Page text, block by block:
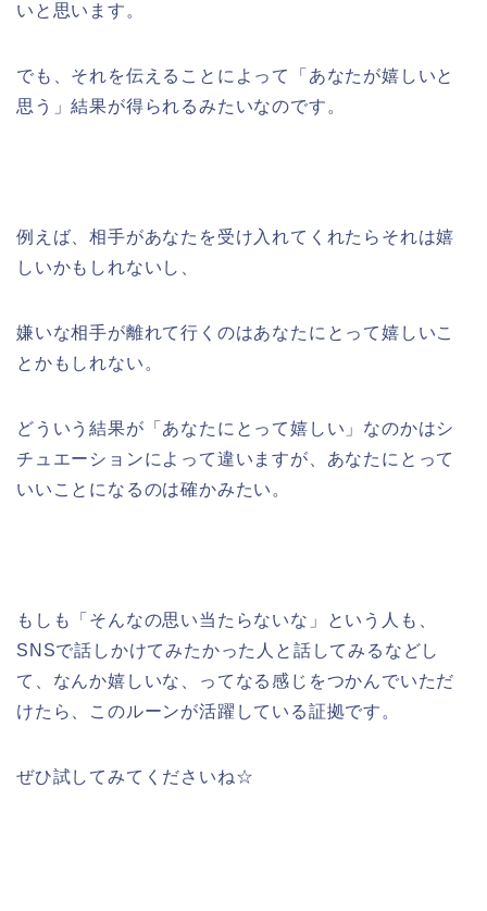
いと思います。
でも、それを伝えることによって「あなたが嬉しいと
思う」結果が得られるみたいなのです。
例えば、相手があなたを受け入れてくれたらそれは嬉
しいかもしれないし、
嫌いな相手が離れて行くのはあなたにとって嬉しいこ
とかもしれない。
どういう結果が「あなたにとって嬉しい」なのかはシ
チュエーションによって違いますが、あなたにとって
いいことになるのは確かみたい。
もしも「そんなの思い当たらないな」という人も、
SNSで話しかけてみたかった人と話してみるなどし
て、なんか嬉しいな、ってなる感じをつかんでいただ
けたら、このルーンが活躍している証拠です。
ぜひ試してみてくださいね☆